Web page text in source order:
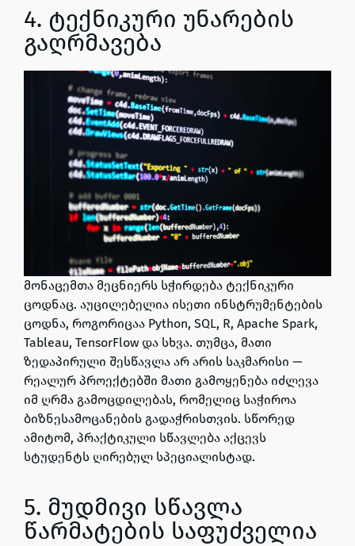
4. ტექნიკური უნარების
გაღრმავება
მონაცემთა მეცნიერს სჭირდება ტექნიკური
ცოდნაც. აუცილებელია ისეთი ინსტრუმენტების
ცოდნა, როგორიცაა Python, SQL, R, Apache Spark,
Tableau, TensorFlow და სხვა. თუმცა, მათი
ზედაპირული შესწავლა არ არის საკმარისი —
რეალურ პროექტებში მათი გამოყენება იძლევა
იმ ღრმა გამოცდილებას, რომელიც საჭიროა
ბიზნესამოცანების გადაჭრისთვის. სწორედ
ამიტომ, პრაქტიკული სწავლება აქცევს
სტუდენტს ღირებულ სპეციალისტად.
5. მუდმივი სწავლა
წარმატების საფუძველია